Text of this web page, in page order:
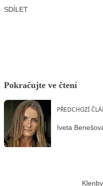
SDÍLET
Pokračujte ve čtení
PŘEDCHOZÍ
Iveta